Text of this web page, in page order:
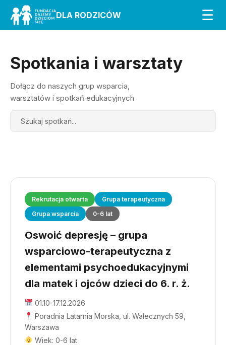
DLA RODZICÓW ☰
Spotkania i warsztaty
Dołącz do naszych grup wsparcia,
warsztatów i spotkań edukacyjnych
Search
Rekrutacja otwarta
Grupa terapeutyczna
Grupa wsparcia
0-6 lat
Oswoić depresję – grupa
wsparciowo-terapeutyczna z
elementami psychoedukacyjnymi
dla matek i ojców dzieci do 6. r. ż.
01.10-17.12.2026
Poradnia Latarnia Morska, ul. Walecznych 59,
Warszawa
Wiek: 0-6 lat